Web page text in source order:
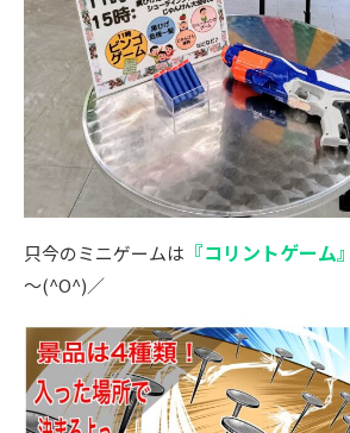
只今のミニゲームは 『コリントゲーム』
～(^O^)／